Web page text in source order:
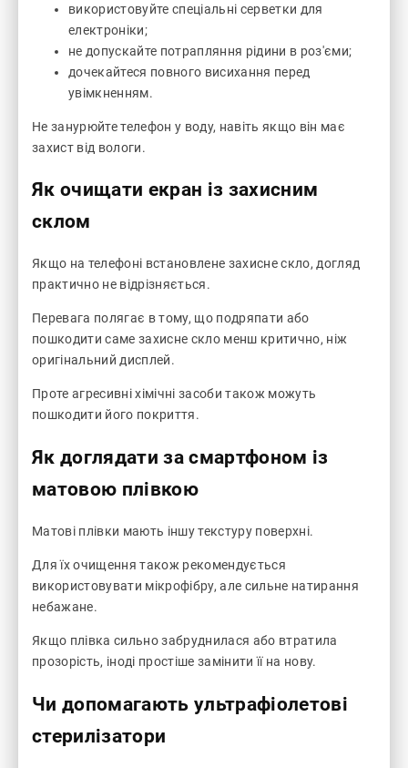
використовуйте спеціальні серветки для
електроніки;
не допускайте потрапляння рідини в роз'єми;
дочекайтеся повного висихання перед
увімкненням.
Не занурюйте телефон у воду, навіть якщо він має
захист від вологи.
Як очищати екран із захисним
склом
Якщо на телефоні встановлене захисне скло, догляд
практично не відрізняється.
Перевага полягає в тому, що подряпати або
пошкодити саме захисне скло менш критично, ніж
оригінальний дисплей.
Проте агресивні хімічні засоби також можуть
пошкодити його покриття.
Як доглядати за смартфоном із
матовою плівкою
Матові плівки мають іншу текстуру поверхні.
Для їх очищення також рекомендується
використовувати мікрофібру, але сильне натирання
небажане.
Якщо плівка сильно забруднилася або втратила
прозорість, іноді простіше замінити її на нову.
Чи допомагають ультрафіолетові
стерилізатори